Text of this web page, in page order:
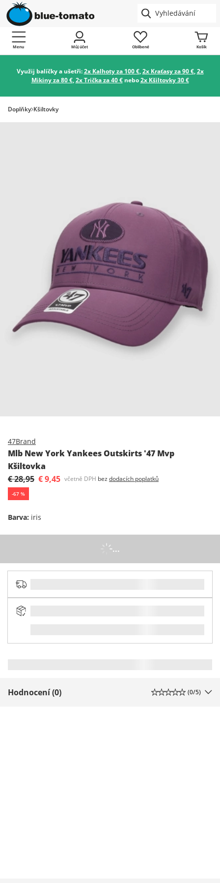
Menu Můj účet Oblíbené Košík
Využij balíčky a ušetři:2x Kalhoty za 100 €,2x Kraťasy za 90 €,2x
Mikiny za 80 €,2x Trička za 40 €nebo2x Kšiltovky 30 €
Doplňky Kšiltovky
47Brand
Mlb New York Yankees Outskirts '47 Mvp
Kšiltovka
€ 28,95 € 9,45 včetně DPH bez dodacích poplatků
-67 %
Barva: iris
...
Hodnocení (0) (0/5)